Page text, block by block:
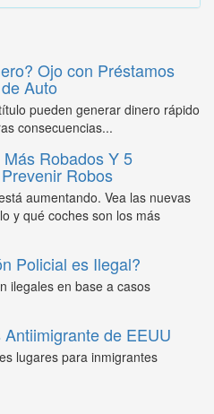
Ojo con Préstamos
Auto
pueden generar dinero rápido
consecuencias...
Robados Y 5
Robos
aumentando. Vea las nuevas
y qué coches son los más
Policial es Ilegal?
ilegales en base a casos
de EEUU
lugares para inmigrantes